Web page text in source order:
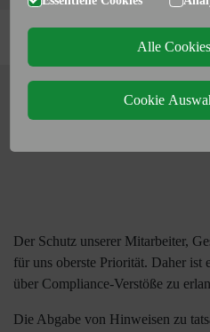
Kontakt und
Der Schutz unserer Mitarbeiter,
für uns oberste Priorität. Daher
über Compliance-Verstöße zu
Die Abgabe von Hinweisen zu
Alle
Cookie